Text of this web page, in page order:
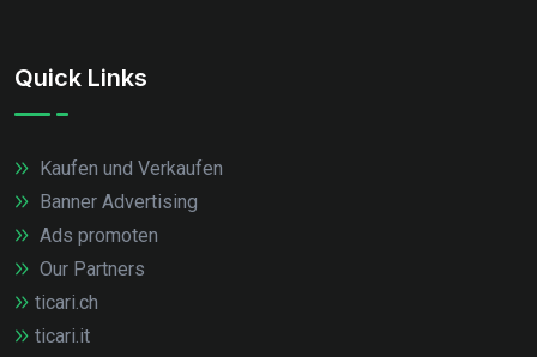
Quick Links
Kaufen und Verkaufen
Banner Advertising
Ads promoten
Our Partners
ticari.ch
ticari.it